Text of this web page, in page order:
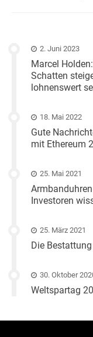
2. Juni 2023
Marcel
Schatten
lohnenswert
18. Mai 2022
Gute
mit Ethereum
25. Mai 2021
Investoren
25. März 2021
Die
30. Oktober
Weltspartag